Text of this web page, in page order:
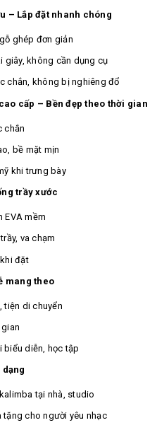
– Lắp đặt nhanh chóng
ghép đơn giản
giây, không cần dụng cụ
chắn, không bị nghiêng đổ
cấp – Bền đẹp theo thời gian
chắn
bề mặt mịn
khi trưng bày
trầy xước
EVA mềm
va chạm
đặt
mang theo
tiện di chuyển
biểu diễn, học tập
dạng
tại nhà, studio
tặng cho người yêu nhạc